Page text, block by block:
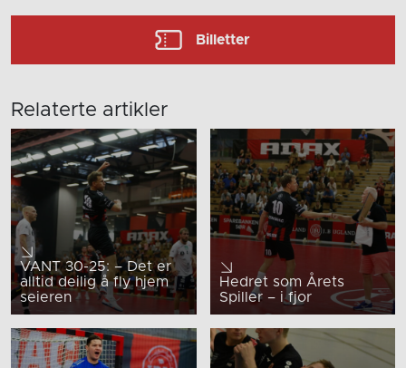
Billetter
Relaterte artikler
VANT 30-25: – Det er
alltid deilig å fly hjem
seieren
Hedret som Årets
Spiller – i fjor